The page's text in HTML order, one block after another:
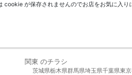
が保存されませんのでお店をお気に入り
関東 のチラシ
茨城県栃木県群馬県埼玉県千葉県東